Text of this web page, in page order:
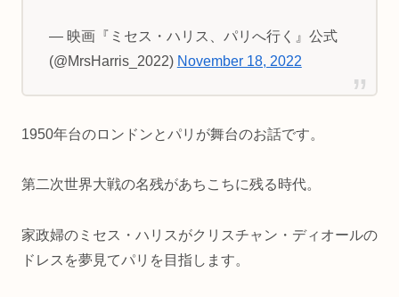
— 映画『ミセス・ハリス、パリへ行く』公式
(@MrsHarris_2022) November 18, 2022
1950年台のロンドンとパリが舞台のお話です。
第二次世界大戦の名残があちこちに残る時代。
家政婦のミセス・ハリスがクリスチャン・ディオールの
ドレスを夢見てパリを目指します。